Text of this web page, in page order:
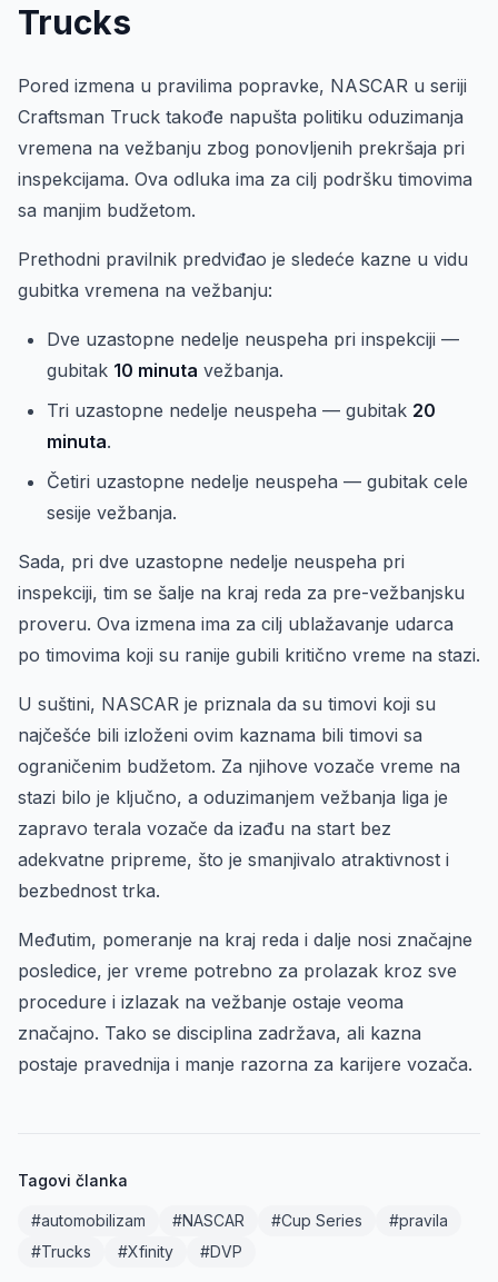
Trucks
Pored izmena u pravilima popravke, NASCAR u seriji
Craftsman Truck takođe napušta politiku oduzimanja
vremena na vežbanju zbog ponovljenih prekršaja pri
inspekcijama. Ova odluka ima za cilj podršku timovima
sa manjim budžetom.
Prethodni pravilnik predviđao je sledeće kazne u vidu
gubitka vremena na vežbanju:
Dve uzastopne nedelje neuspeha pri inspekciji —
gubitak 10 minuta vežbanja.
Tri uzastopne nedelje neuspeha — gubitak 20
minuta.
Četiri uzastopne nedelje neuspeha — gubitak cele
sesije vežbanja.
Sada, pri dve uzastopne nedelje neuspeha pri
inspekciji, tim se šalje na kraj reda za pre-vežbanjsku
proveru. Ova izmena ima za cilj ublažavanje udarca
po timovima koji su ranije gubili kritično vreme na stazi.
U suštini, NASCAR je priznala da su timovi koji su
najčešće bili izloženi ovim kaznama bili timovi sa
ograničenim budžetom. Za njihove vozače vreme na
stazi bilo je ključno, a oduzimanjem vežbanja liga je
zapravo terala vozače da izađu na start bez
adekvatne pripreme, što je smanjivalo atraktivnost i
bezbednost trka.
Međutim, pomeranje na kraj reda i dalje nosi značajne
posledice, jer vreme potrebno za prolazak kroz sve
procedure i izlazak na vežbanje ostaje veoma
značajno. Tako se disciplina zadržava, ali kazna
postaje pravednija i manje razorna za karijere vozača.
Tagovi članka
#automobilizam #NASCAR #Cup Series
#pravila
#Trucks
#Xfinity #DVP